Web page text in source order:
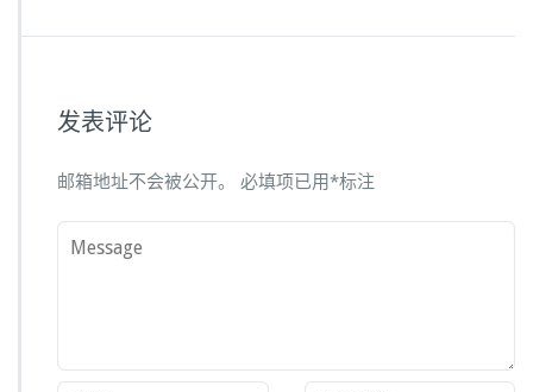
发表评论
邮箱地址不会被公开。 必填项已用*标注